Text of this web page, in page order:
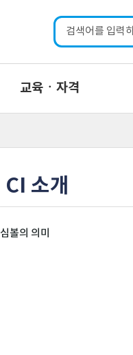
교육ㆍ자격
CI 소개
심볼의 의미